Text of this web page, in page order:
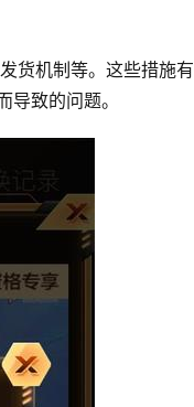
货机制等。这些措施有
致的问题。